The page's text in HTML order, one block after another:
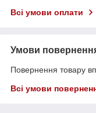
Всі умови оплати
Умови
Повернення товару
Всі умови